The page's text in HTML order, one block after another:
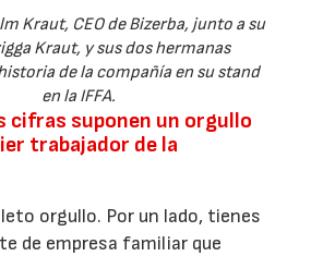
Kraut, CEO de Bizerba, junto a su
Kraut, y sus dos hermanas
de la compañía en su stand
en la IFFA.
cifras suponen un orgullo
trabajador de la
orgullo. Por un lado, tienes
de empresa familiar que